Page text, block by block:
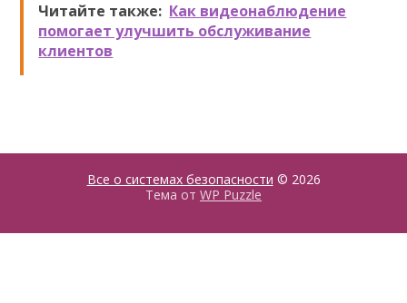
Читайте также: Как видеонаблюдение
помогает улучшить обслуживание
клиентов
Все о системах безопасности © 2026
Тема от WP Puzzle